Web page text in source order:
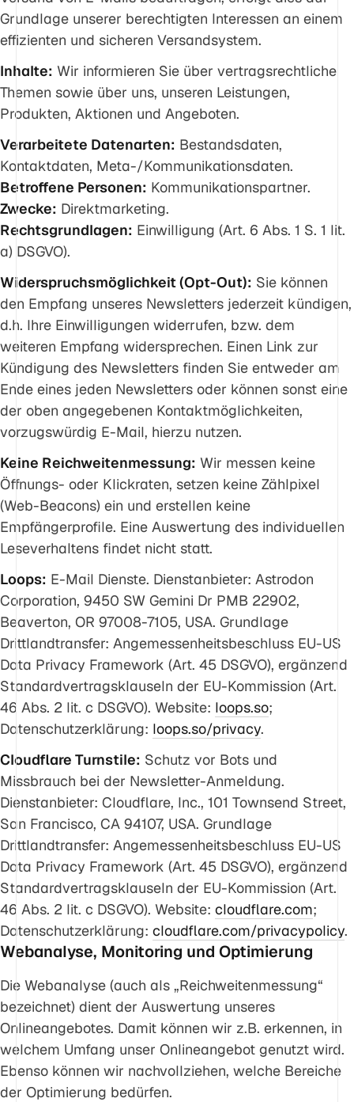
Grundlage unserer berechtigten Interessen an einem
effizienten und sicheren Versandsystem.
Inhalte: Wir informieren Sie über vertragsrechtliche
Themen sowie über uns, unseren Leistungen,
Produkten, Aktionen und Angeboten.
Verarbeitete Datenarten: Bestandsdaten,
Kontaktdaten, Meta-/Kommunikationsdaten.
Betroffene Personen: Kommunikationspartner.
Zwecke: Direktmarketing.
Rechtsgrundlagen: Einwilligung (Art. 6 Abs. 1 S. 1 lit.
a) DSGVO).
Widerspruchsmöglichkeit (Opt-Out): Sie können
den Empfang unseres Newsletters jederzeit kündigen,
d.h. Ihre Einwilligungen widerrufen, bzw. dem
weiteren Empfang widersprechen. Einen Link zur
Kündigung des Newsletters finden Sie entweder am
Ende eines jeden Newsletters oder können sonst eine
der oben angegebenen Kontaktmöglichkeiten,
vorzugswürdig E-Mail, hierzu nutzen.
Keine Reichweitenmessung: Wir messen keine
Öffnungs- oder Klickraten, setzen keine Zählpixel
(Web-Beacons) ein und erstellen keine
Empfängerprofile. Eine Auswertung des individuellen
Leseverhaltens findet nicht statt.
Loops: E-Mail Dienste. Dienstanbieter: Astrodon
Corporation, 9450 SW Gemini Dr PMB 22902,
Beaverton, OR 97008-7105, USA. Grundlage
Drittlandtransfer: Angemessenheitsbeschluss EU-US
Data Privacy Framework (Art. 45 DSGVO), ergänzend
Standardvertragsklauseln der EU-Kommission (Art.
46 Abs. 2 lit. c DSGVO). Website: loops.so;
Datenschutzerklärung: loops.so/privacy.
Cloudflare Turnstile: Schutz vor Bots und
Missbrauch bei der Newsletter-Anmeldung.
Dienstanbieter: Cloudflare, Inc., 101 Townsend Street,
San Francisco, CA 94107, USA. Grundlage
Drittlandtransfer: Angemessenheitsbeschluss EU-US
Data Privacy Framework (Art. 45 DSGVO), ergänzend
Standardvertragsklauseln der EU-Kommission (Art.
46 Abs. 2 lit. c DSGVO). Website: cloudflare.com;
Datenschutzerklärung: cloudflare.com/privacypolicy.
Webanalyse, Monitoring und Optimierung
Die Webanalyse (auch als „Reichweitenmessung“
bezeichnet) dient der Auswertung unseres
Onlineangebotes. Damit können wir z.B. erkennen, in
welchem Umfang unser Onlineangebot genutzt wird.
Ebenso können wir nachvollziehen, welche Bereiche
der Optimierung bedürfen.